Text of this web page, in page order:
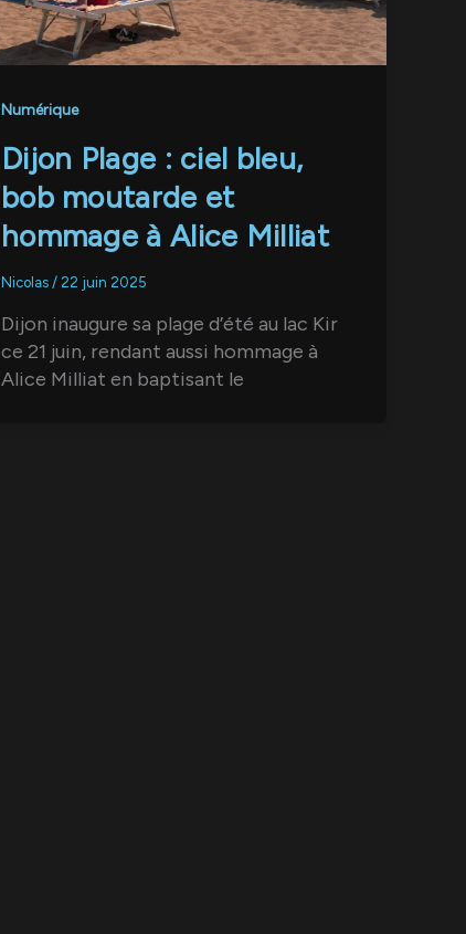
Numérique
Dijon Plage : ciel bleu,
bob moutarde et
hommage à Alice Milliat
Nicolas / 22 juin 2025
Dijon inaugure sa plage d’été au lac Kir
ce 21 juin, rendant aussi hommage à
Alice Milliat en baptisant le